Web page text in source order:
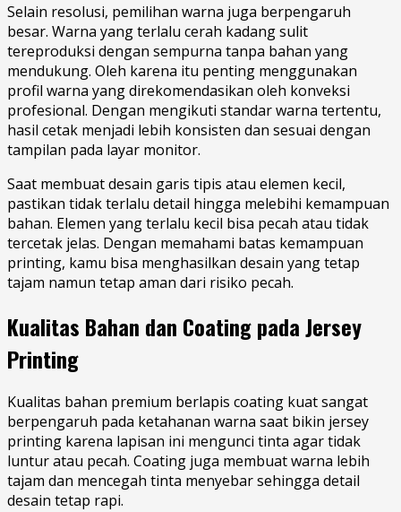
Selain resolusi, pemilihan warna juga berpengaruh
besar. Warna yang terlalu cerah kadang sulit
tereproduksi dengan sempurna tanpa bahan yang
mendukung. Oleh karena itu penting menggunakan
profil warna yang direkomendasikan oleh konveksi
profesional. Dengan mengikuti standar warna tertentu,
hasil cetak menjadi lebih konsisten dan sesuai dengan
tampilan pada layar monitor.
Saat membuat desain garis tipis atau elemen kecil,
pastikan tidak terlalu detail hingga melebihi kemampuan
bahan. Elemen yang terlalu kecil bisa pecah atau tidak
tercetak jelas. Dengan memahami batas kemampuan
printing, kamu bisa menghasilkan desain yang tetap
tajam namun tetap aman dari risiko pecah.
Kualitas Bahan dan Coating pada Jersey
Printing
Kualitas bahan premium berlapis coating kuat sangat
berpengaruh pada ketahanan warna saat bikin jersey
printing karena lapisan ini mengunci tinta agar tidak
luntur atau pecah. Coating juga membuat warna lebih
tajam dan mencegah tinta menyebar sehingga detail
desain tetap rapi.